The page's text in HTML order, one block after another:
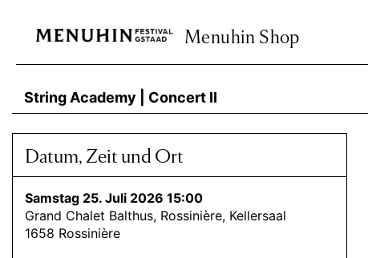
Menuhin Shop
String Academy | Concert II
Datum, Zeit und Ort
Samstag 25. Juli 2026 15:00
Grand Chalet Balthus, Rossinière, Kellersaal
1658 Rossinière